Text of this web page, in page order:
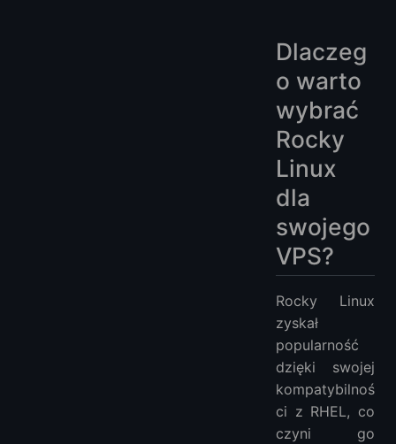
Dlaczeg
o warto
wybrać
Rocky
Linux
dla
swojego
VPS?
Rocky Linux
zyskał
popularność
dzięki swojej
kompatybilnoś
ci z RHEL, co
czyni go